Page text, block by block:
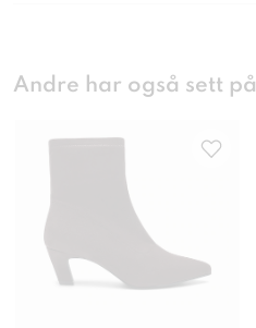
Andre har også sett på